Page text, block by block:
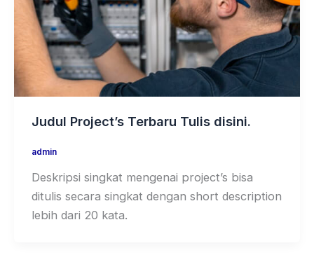
Judul Project’s Terbaru Tulis disini.
admin
Deskripsi singkat mengenai project’s bisa
ditulis secara singkat dengan short description
lebih dari 20 kata.